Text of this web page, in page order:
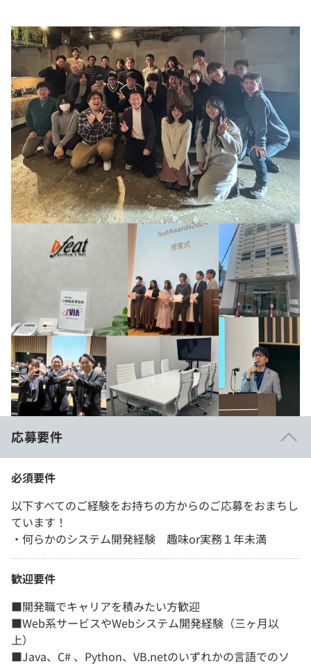
応募要件
必須要件
以下すべてのご経験をお持ちの方からのご応募をおまちし
ています！
・何らかのシステム開発経験 趣味or実務１年未満
歓迎要件
■開発職でキャリアを積みたい方歓迎
■Web系サービスやWebシステム開発経験（三ヶ月以
上）
■Java、C# 、Python、VB.netのいずれかの⾔語でのソ